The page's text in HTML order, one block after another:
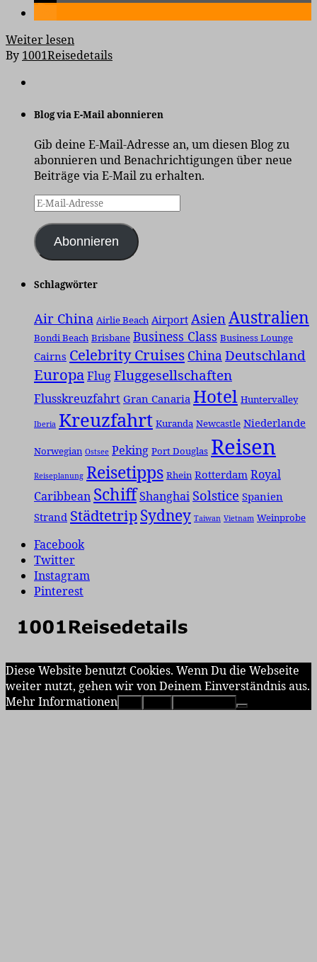
Weiter lesen
By 1001Reisedetails
Blog via E-Mail abonnieren
Gib deine E-Mail-Adresse an, um diesen Blog zu
abonnieren und Benachrichtigungen über neue
Beiträge via E-Mail zu erhalten.
E-
Adresse
Abonnieren
Schlagwörter
Air China Airlie Beach Airport AsienAustralien
Bondi Beach Brisbane Business Class Business Lounge
Cairns Celebrity Cruises China Deutschland
EuropaFlugFluggesellschaften
Flusskreuzfahrt Gran Canaria Hotel Huntervalley
Iberia Kreuzfahrt Kuranda Newcastle Niederlande
Norwegian Ostsee Peking Port Douglas Reisen
Reiseplanung Reisetipps Rhein Rotterdam Royal
Caribbean SchiffShanghai Solstice Spanien
Strand StädtetripSydney Taiwan Vietnam Weinprobe
Facebook
Twitter
Instagram
Pinterest
Diese Website benutzt Cookies. Wenn Du die Webseite
weiter nutzt, gehen wir von Deinem Einverständnis aus.
Mehr Informationen